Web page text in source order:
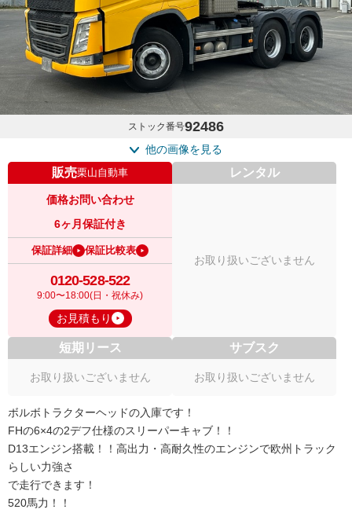
ストック番号92486
他の画像を見る
販売栗山自動車
価格お問い合わせ
6ヶ月保証付き
保証詳細 保証比較表
0120-528-522
9:00〜18:00(日・祝休み)
お見積もり
レンタル
お取り扱いございません
短期リース
お取り扱いございません
サブスク
お取り扱いございません
ボルボトラクターヘッドの入庫です！
FHの6×4の2デフ仕様のスリーパーキャブ！！
D13エンジン搭載！！高出力・高耐久性のエンジンで欧州トラック
らしい力強さ
で走行できます！
520馬力！！